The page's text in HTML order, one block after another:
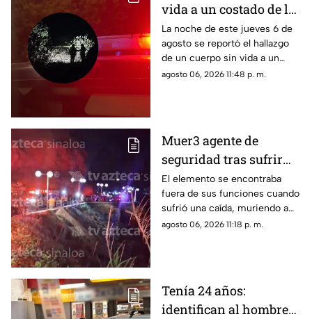
vida a un costado de la
carretera Culiacán-
Eldorado, en Costa Rica
La noche de este jueves 6 de
agosto se reportó el hallazgo
de un cuerpo sin vida a un
costado de la carretera: estaba
agosto 06, 2026 11:48 p. m.
Muer3 agente de
seguridad tras sufrir
caíd4 desde el Paseo
del Centenario, en
Mazatlán
El elemento se encontraba
fuera de sus funciones cuando
sufrió una caída, muriendo a
causa de múltiples golpes
agosto 06, 2026 11:18 p. m.
Tenía 24 años:
identifican al hombre